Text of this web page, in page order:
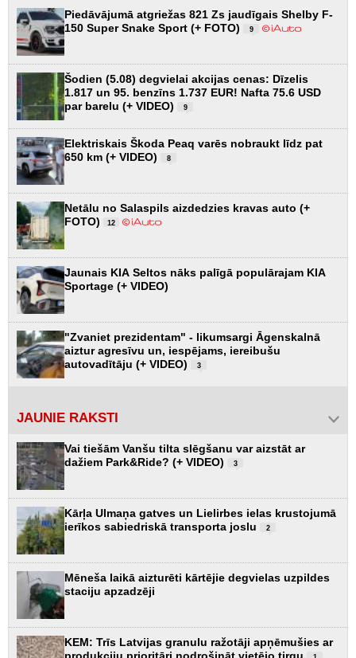
Piedāvājumā atgriežas 821 Zs jaudīgais Shelby F-
150 Super Snake Sport (+ FOTO)
9
Šodien (5.08) degvielai akcijas cenas: Dīzelis
1.817 un 95. benzīns 1.737 EUR! Nafta 75.6 USD
par barelu (+ VIDEO)
9
Elektriskais Škoda Peaq varēs nobraukt līdz pat
650 km (+ VIDEO)
8
Netālu no Salaspils aizdedzies kravas auto (+
FOTO)
12
Jaunais KIA Seltos nāks palīgā populārajam KIA
Sportage (+ VIDEO)
"Zvaniet prezidentam" - likumsargi Āgenskalnā
aiztur agresīvu un, iespējams, iereibušu
autovadītāju (+ VIDEO)
3
JAUNIE RAKSTI
Vai tiešām Vanšu tilta slēgšanu var aizstāt ar
dažiem Park&Ride? (+ VIDEO)
3
Kārļa Ulmaņa gatves un Lielirbes ielas krustojumā
ierīkos sabiedriskā transporta joslu
2
Mēneša laikā aizturēti kārtējie degvielas uzpildes
staciju apzadzēji
KEM: Trīs Latvijas granulu ražotāji apņēmušies ar
produkciju prioritāri nodrošināt vietējo tirgu